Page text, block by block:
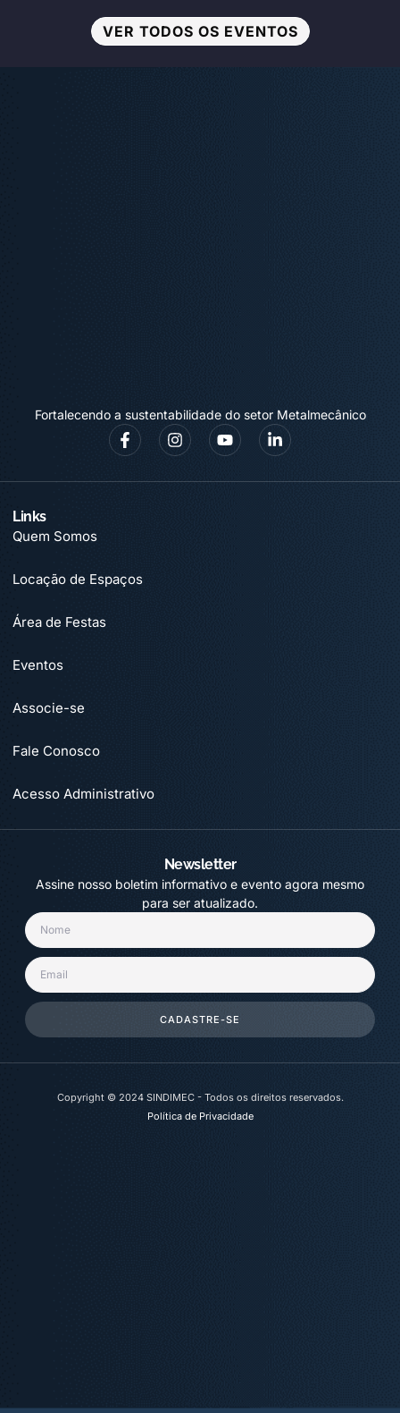
VER TODOS OS EVENTOS
Fortalecendo a sustentabilidade do setor Metalmecânico
Links
Quem Somos
Locação de Espaços
Área de Festas
Eventos
Associe-se
Fale Conosco
Acesso Administrativo
Newsletter
Assine nosso boletim informativo e evento agora mesmo
para ser atualizado.
CADASTRE-SE
Copyright © 2024 SINDIMEC - Todos os direitos reservados.
Política de Privacidade